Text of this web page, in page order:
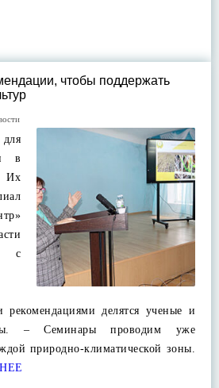
чтобы поддержать
в
Их
с
делятся ученые и
– Семинары проводим уже
природно-климатической зоны.